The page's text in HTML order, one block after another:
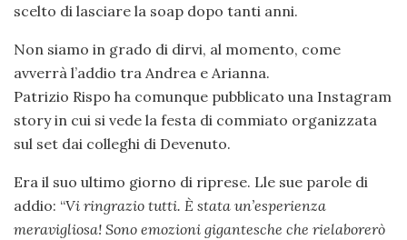
scelto di lasciare la soap dopo tanti anni.
Non siamo in grado di dirvi, al momento, come
avverrà l’addio tra Andrea e Arianna.
Patrizio Rispo ha comunque pubblicato una Instagram
story in cui si vede la festa di commiato organizzata
sul set dai colleghi di Devenuto.
Era il suo ultimo giorno di riprese. Lle sue parole di
addio: “Vi ringrazio tutti. È stata un’esperienza
meravigliosa! Sono emozioni gigantesche che rielaborerò